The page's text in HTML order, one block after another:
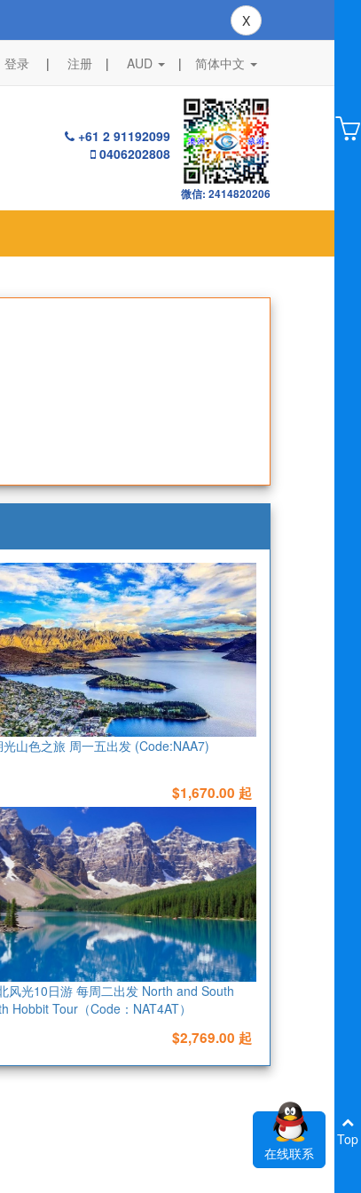
X
登录 注册 AUD | 简体中文
+61 2 91192099
0406202808
微信: 2414820206
山色之旅 周一五出发 (Code:NAA7)
$1,670.00 起
风光10日游 每周二出发 North and South
Hobbit Tour（Code：NAT4AT）
$2,769.00 起
在线联系
Top